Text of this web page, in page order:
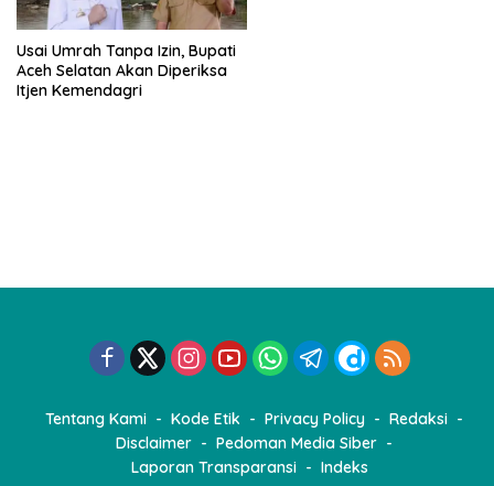
Usai Umrah Tanpa Izin, Bupati
Aceh Selatan Akan Diperiksa
Itjen Kemendagri
Tentang Kami Kode Etik Privacy Policy
Redaksi
Disclaimer
Pedoman Media Siber
Laporan Transparansi
Indeks